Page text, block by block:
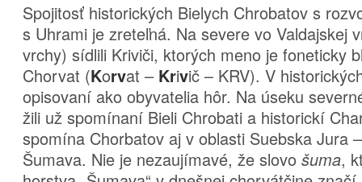
Spojitosť historických Bielych Chrobatov s
s Uhrami je zreteľná. Na severe vo Valdajskej
vrchy) sídlili Kriviči, ktorých meno je foneticky
Chorvat (Korvat – Krivič – KRV). V
opisovaní ako obyvatelia hôr. Na úseku
žili už spomínaní Bieli Chrobati a historickí
spomína Chorbatov aj v oblasti Suebska Jura
Šumava. Nie je nezaujímavé, že slovo šuma,